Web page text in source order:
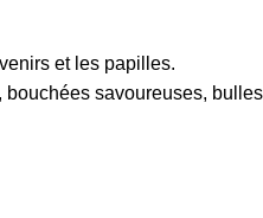
et les papilles.
savoureuses,